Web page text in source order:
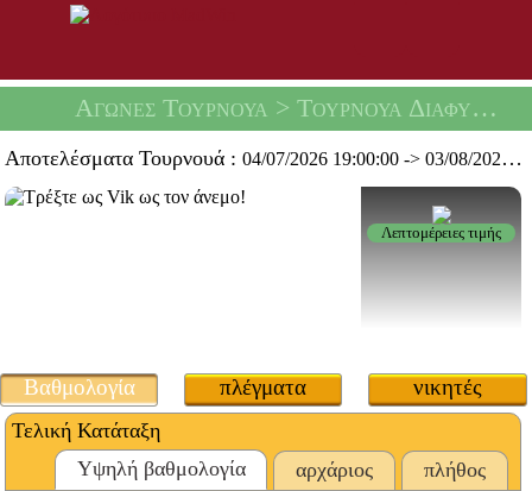
Αγώνες Τουρνουά > Τουρνουά Διαφυγής Μπουντρουμιών -
Αποτελέσματα Τουρνουά :04/07/2026 19:00:00 ->03/08/2026 19:59:59
Λεπτομέρειες τιμής
Βαθμολογία πλέγματα νικητές
Τελική Κατάταξη
Υψηλή βαθμολογία
αρχάριος πλήθος